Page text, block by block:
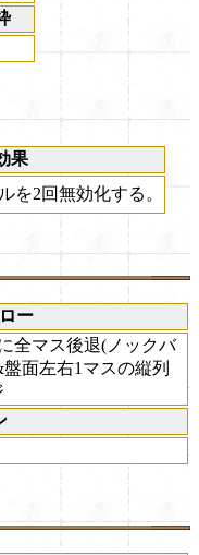
果
を2回無効化する。
ー
全マス後退(ノックバ
面左右1マスの縦列